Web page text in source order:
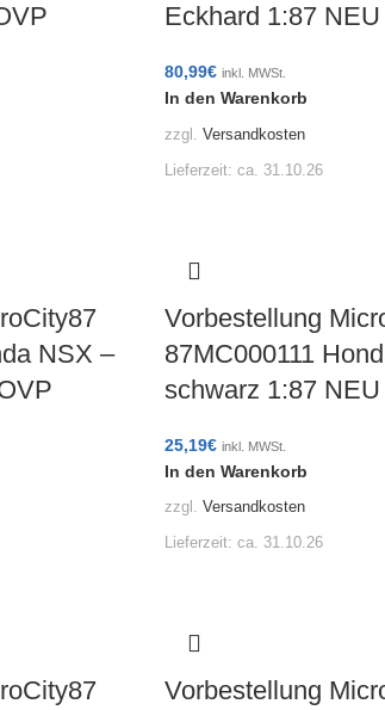
Eckhard 1:87
80,99€ inkl. MWSt.
In den Warenkorb
zzgl. Versandkosten
Lieferzeit: ca. 31.10.26
NSX –
Vorbestellung
87MC000111
schwarz 1:87
25,19€ inkl. MWSt.
In den Warenkorb
zzgl. Versandkosten
Lieferzeit: ca. 31.10.26
Vorbestellung